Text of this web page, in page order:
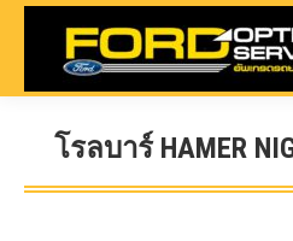
โรลบาร์ HAMER